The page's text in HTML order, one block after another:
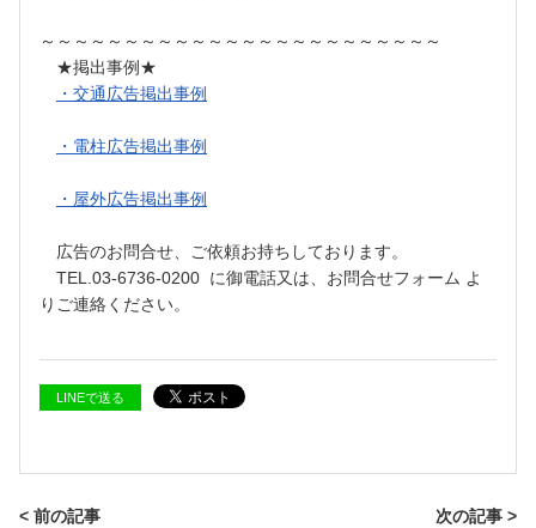
～～～～～～～～～～～～～～～～～～～～～～～～
★掲出事例★
・交通広告掲出事例
・電柱広告掲出事例
・屋外広告掲出事例
広告のお問合せ、ご依頼お持ちしております。
TEL.03-6736-0200 に御電話又は、お問合せフォーム よ
りご連絡ください。
LINEで送る
< 前の記事 次の記事 >